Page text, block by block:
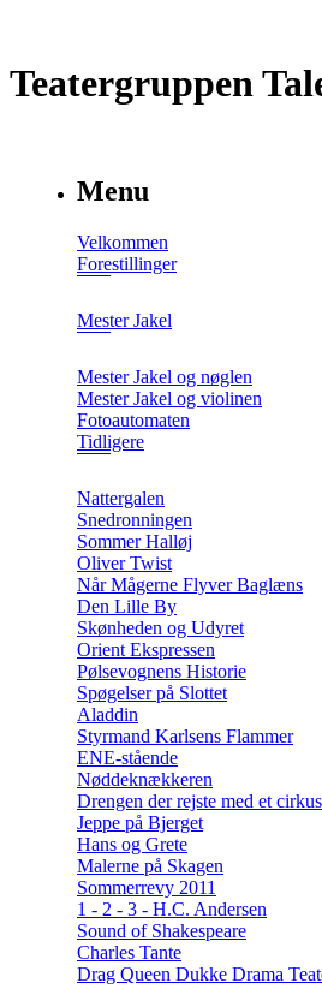
Teatergruppen
Menu
Velkommen
Forestillinger
Mester Jakel
Mester Jakel og nøglen
Mester Jakel og violinen
Fotoautomaten
Tidligere
Nattergalen
Snedronningen
Sommer Halløj
Oliver Twist
Når Mågerne Flyver Baglæns
Den Lille By
Skønheden og Udyret
Orient Ekspressen
Pølsevognens Historie
Spøgelser på Slottet
Aladdin
Styrmand Karlsens Flammer
ENE-stående
Nøddeknækkeren
Drengen der rejste med et cirkus
Jeppe på Bjerget
Hans og Grete
Malerne på Skagen
Sommerrevy 2011
1 - 2 - 3 - H.C. Andersen
Sound of Shakespeare
Charles Tante
Drag Queen Dukke Drama